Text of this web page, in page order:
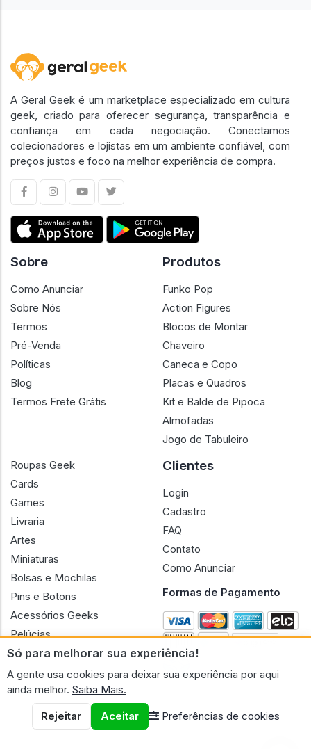
Só para melhorar sua experiência!
A gente usa cookies para deixar sua experiência por aqui
ainda melhor. Saiba Mais.
Rejeitar
Aceitar Preferências de cookies
A Geral Geek é um marketplace especializado em cultura
geek, criado para oferecer segurança, transparência e
confiança em cada negociação. Conectamos
colecionadores e lojistas em um ambiente confiável, com
preços justos e foco na melhor experiência de compra.
Sobre
Como Anunciar
Sobre Nós
Termos
Pré-Venda
Políticas
Blog
Termos Frete Grátis
Produtos
Funko Pop
Action Figures
Blocos de Montar
Chaveiro
Caneca e Copo
Placas e Quadros
Kit e Balde de Pipoca
Almofadas
Jogo de Tabuleiro
Roupas Geek
Cards
Games
Livraria
Artes
Miniaturas
Bolsas e Mochilas
Pins e Botons
Acessórios Geeks
Pelúcias
Bonecas
Clientes
Login
Cadastro
FAQ
Contato
Como Anunciar
Formas de Pagamento
CNPJ n.º 30.220.458/0001-17 - GERAL GEEK PORTAL ELETRONICO